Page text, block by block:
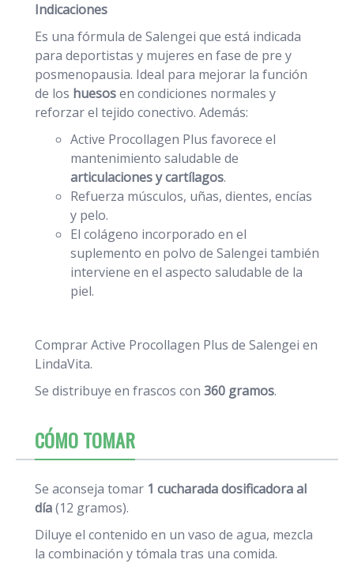
Indicaciones
Es una fórmula de Salengei que está indicada
para deportistas y mujeres en fase de pre y
posmenopausia. Ideal para mejorar la función
de los huesosen condiciones normales y
reforzar el tejido conectivo. Además:
Active Procollagen Plus favorece el
mantenimiento saludable de
articulaciones y cartílagos.
Refuerza músculos, uñas, dientes, encías
y pelo.
El colágeno incorporado en el
suplemento en polvo de Salengei también
interviene en el aspecto saludable de la
piel.
Comprar Active Procollagen Plus de Salengei en
LindaVita.
Se distribuye en frascos con 360 gramos.
CÓMO TOMAR
Se aconseja tomar 1 cucharada dosificadora al
día(12 gramos).
Diluye el contenido en un vaso de agua, mezcla
la combinación y tómala tras una comida.